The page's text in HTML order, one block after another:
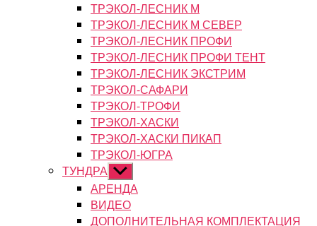
ТРЭКОЛ-ЛЕСНИК М
ТРЭКОЛ-ЛЕСНИК М СЕВЕР
ТРЭКОЛ-ЛЕСНИК ПРОФИ
ТРЭКОЛ-ЛЕСНИК ПРОФИ ТЕНТ
ТРЭКОЛ-ЛЕСНИК ЭКСТРИМ
ТРЭКОЛ-САФАРИ
ТРЭКОЛ-ТРОФИ
ТРЭКОЛ-ХАСКИ
ТРЭКОЛ-ХАСКИ ПИКАП
ТРЭКОЛ-ЮГРА
ТУНДРА Показывать
подменю
АРЕНДА
ВИДЕО
ДОПОЛНИТЕЛЬНАЯ КОМПЛЕКТАЦИЯ